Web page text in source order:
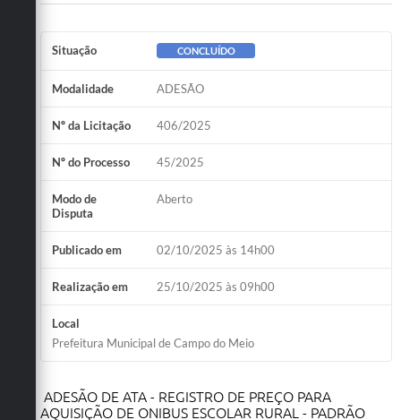
Situação CONCLUÍDO
Modalidade ADESÃO
Nº da Licitação 406/2025
Nº do Processo 45/2025
Modo de
Disputa
Aberto
Publicado em 02/10/2025 às 14h00
Realização em 25/10/2025 às 09h00
Local
Prefeitura Municipal de Campo do Meio
ADESÃO DE ATA - REGISTRO DE PREÇO PARA
AQUISIÇÃO DE ONIBUS ESCOLAR RURAL - PADRÃO